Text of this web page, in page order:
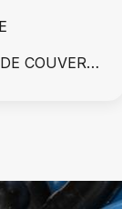
MATÉRIAUX DE COUVERTURE